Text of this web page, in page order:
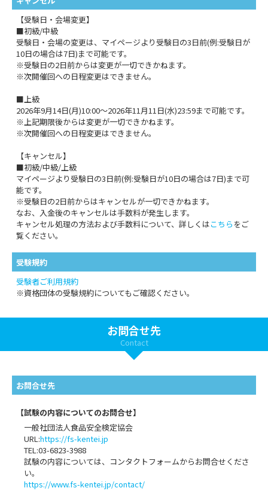
【受験日・会場変更】
■初級/中級
受験日・会場の変更は、マイページより受験日の3日前(例:受験日が
10日の場合は7日)まで可能です。
※受験日の2日前からは変更が一切できかねます。
※次開催回への日程変更はできません。
■上級
2026年9月14日(月)10:00～2026年11月11日(水)23:59まで可能です。
※上記期限後からは変更が一切できかねます。
※次開催回への日程変更はできません。
【キャンセル】
■初級/中級/上級
マイページより受験日の3日前(例:受験日が10日の場合は7日)まで可
能です。
※受験日の2日前からはキャンセルが一切できかねます。
なお、入金後のキャンセルは手数料が発生します。
キャンセル処理の方法および手数料について、詳しくはこちら をご
覧ください。
受験規約
受験者ご利用規約
※資格団体の受験規約についてもご確認ください。
お問合せ先
Contact
お問合せ先
【試験の内容についてのお問合せ】
一般社団法人食品安全検定協会
URL:https://fs-kentei.jp
TEL:03-6823-3988
試験の内容については、コンタクトフォームからお問合せくださ
い。
https://www.fs-kentei.jp/contact/